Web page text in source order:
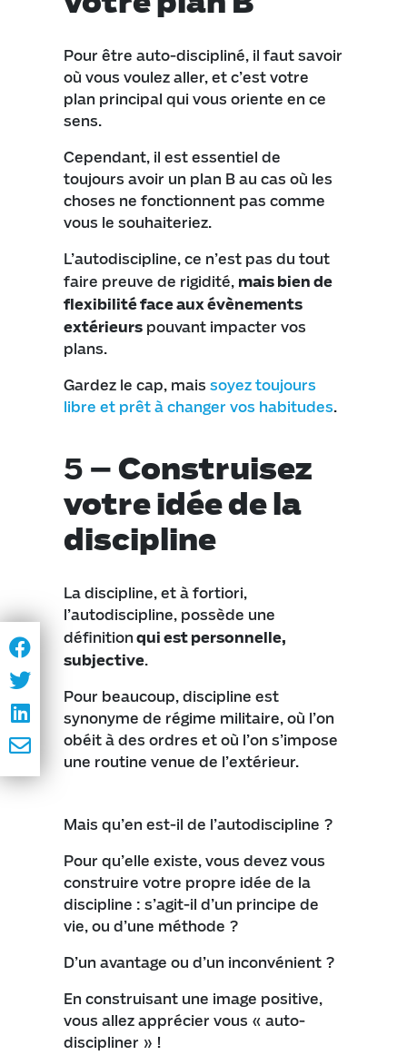
Pour être auto-discipliné, il faut savoir
où vous voulez aller, et c’est votre
plan principal qui vous oriente en ce
sens.
Cependant, il est essentiel de
toujours avoir un plan B au cas où les
choses ne fonctionnent pas comme
vous le souhaiteriez.
L’autodiscipline, ce n’est pas du tout
faire preuve de rigidité, mais bien de
flexibilité face aux évènements
extérieurs pouvant impacter vos
plans.
Gardez le cap, mais soyez toujours
libre et prêt à changer vos habitudes.
5 –Construisez
votre idée de la
discipline
La discipline, et à fortiori,
l’autodiscipline, possède une
définitionqui est personnelle,
subjective.
Pour beaucoup, discipline est
synonyme de régime militaire, où l’on
obéit à des ordres et où l’on s’impose
une routine venue de l’extérieur.
Mais qu’en est-il de l’autodiscipline ?
Pour qu’elle existe, vous devez vous
construire votre propre idée de la
discipline : s’agit-il d’un principe de
vie, ou d’une méthode ?
D’un avantage ou d’un inconvénient ?
En construisant une image positive,
vous allez apprécier vous « auto-
discipliner » !